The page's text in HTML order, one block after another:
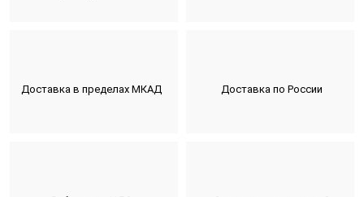
Доставка в пределах МКАД Доставка по России